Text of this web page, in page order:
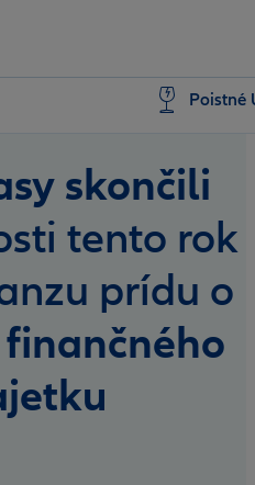
Poistné
skončili
tento rok
prídu o